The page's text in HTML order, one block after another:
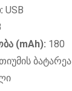
USB
(mAh): 180
ბატარეა